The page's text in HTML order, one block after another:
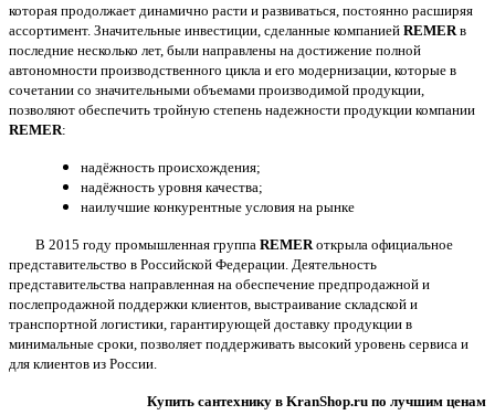
которая продолжает динамично расти и развиваться, постоянно расширяя
ассортимент. Значительные инвестиции, сделанные компанией REMER в
последние несколько лет, были направлены на достижение полной
автономности производственного цикла и его модернизации, которые в
сочетании со значительными объемами производимой продукции,
позволяют обеспечить тройную степень надежности продукции компании
REMER:
надёжность происхождения;
надёжность уровня качества;
наилучшие конкурентные условия на рынке
В 2015 году промышленная группа REMER открыла официальное
представительство в Российской Федерации. Деятельность
представительства направленная на обеспечение предпродажной и
послепродажной поддержки клиентов, выстраивание складской и
транспортной логистики, гарантирующей доставку продукции в
минимальные сроки, позволяет поддерживать высокий уровень сервиса и
для клиентов из России.
Купить сантехнику в KranShop.ru по лучшим ценам